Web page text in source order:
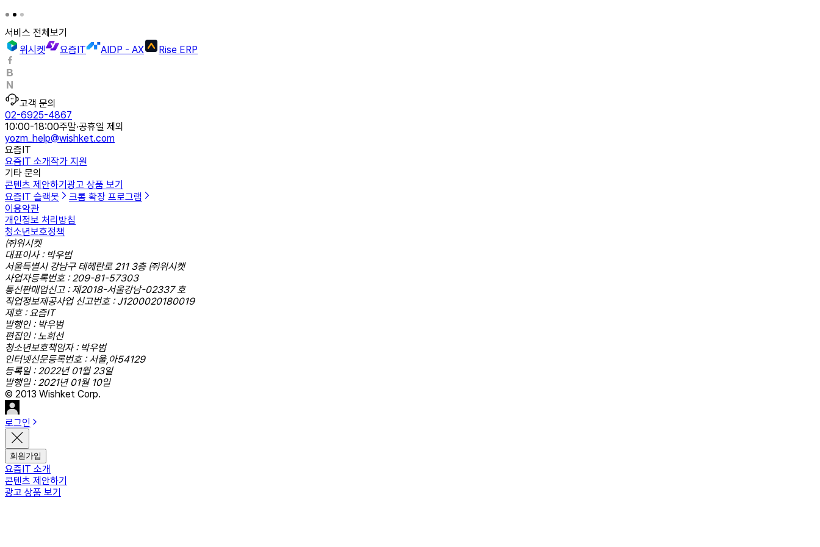
서비스 전체보기
위시켓
요즘IT AIDP - AX Rise ERP
고객 문의
02-6925-4867
10:00-18:00주말·공휴일 제외
yozm_help@wishket.com
요즘IT
요즘IT 소개작가 지원
기타 문의
콘텐츠 제안하기광고 상품 보기
요즘IT 슬랙봇
크롬 확장 프로그램
이용약관
개인정보 처리방침
청소년보호정책
㈜위시켓
대표이사 : 박우범
서울특별시 강남구 테헤란로 211 3층 ㈜위시켓
사업자등록번호 : 209-81-57303
통신판매업신고 : 제2018-서울강남-02337 호
직업정보제공사업 신고번호 : J1200020180019
제호 : 요즘IT
발행인 : 박우범
편집인 : 노희선
청소년보호책임자 : 박우범
인터넷신문등록번호 : 서울,아54129
등록일 : 2022년 01월 23일
발행일 : 2021년 01월 10일
© 2013 Wishket Corp.
로그인
회원가입
요즘IT 소개
콘텐츠 제안하기
광고 상품 보기